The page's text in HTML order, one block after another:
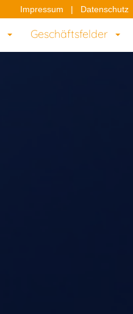
Impressum | Datenschutz
Geschäftsfelder